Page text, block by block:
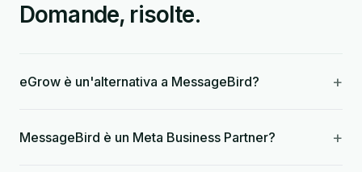
Domande, risolte.
eGrow è un'alternativa a MessageBird? +
MessageBird è un Meta Business Partner? +